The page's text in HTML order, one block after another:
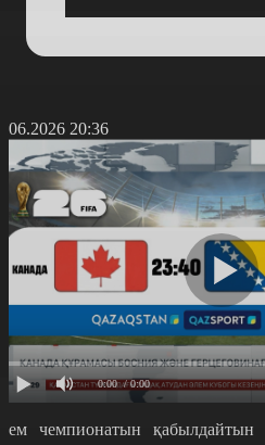
20:36
0:00 / 0:00
чемпионатын қабылдайтын